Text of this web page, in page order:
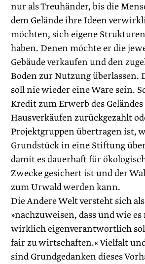
nur als Treuhänder, bis die
dem Gelände ihre Ideen
möchten, sich eigene
haben. Denen möchte er die
Gebäude verkaufen und den
Boden zur Nutzung überlassen.
soll nie wieder eine Ware sein.
Kredit zum Erwerb des Geländes
Hausverkäufen zurückgezahlt
Projektgruppen übertragen ist,
Grundstück in eine Stiftung
damit es dauerhaft für
Zwecke gesichert ist und der
zum Urwald werden kann.
Die Andere Welt versteht sich
»nachzuweisen, dass und wie
wirklich eigenverantwortlich
fair zu wirtschaften.« Vielfalt
sind Grundgedanken dieses